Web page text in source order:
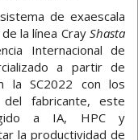
de exaescala
la línea Cray Shasta
Internacional de
a partir de
la SC2022 con los
del fabricante, este
a IA, HPC y
la productividad de